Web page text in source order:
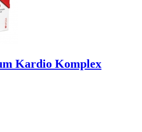
Kardio Komplex